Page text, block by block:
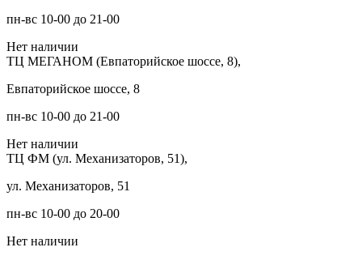
пн-вс 10-00 до 21-00
Нет наличии
ТЦ МЕГАНОМ (Евпаторийское шоссе, 8),
Евпаторийское шоссе, 8
пн-вс 10-00 до 21-00
Нет наличии
ТЦ ФМ (ул. Механизаторов, 51),
ул. Механизаторов, 51
пн-вс 10-00 до 20-00
Нет наличии